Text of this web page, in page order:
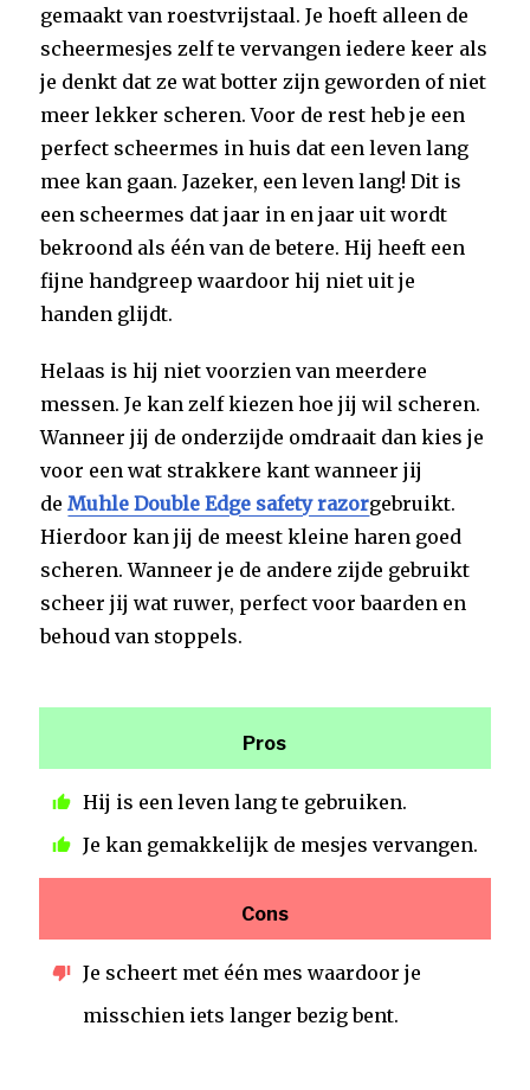
gemaakt van roestvrijstaal. Je hoeft alleen de
scheermesjes zelf te vervangen iedere keer als
je denkt dat ze wat botter zijn geworden of niet
meer lekker scheren. Voor de rest heb je een
perfect scheermes in huis dat een leven lang
mee kan gaan. Jazeker, een leven lang! Dit is
een scheermes dat jaar in en jaar uit wordt
bekroond als één van de betere. Hij heeft een
fijne handgreep waardoor hij niet uit je
handen glijdt.
Helaas is hij niet voorzien van meerdere
messen. Je kan zelf kiezen hoe jij wil scheren.
Wanneer jij de onderzijde omdraait dan kies je
voor een wat strakkere kant wanneer jij
deMuhle Double Edge safety razorgebruikt.
Hierdoor kan jij de meest kleine haren goed
scheren. Wanneer je de andere zijde gebruikt
scheer jij wat ruwer, perfect voor baarden en
behoud van stoppels.
Pros
Hij is een leven lang te gebruiken.
Je kan gemakkelijk de mesjes vervangen.
Cons
Je scheert met één mes waardoor je
misschien iets langer bezig bent.